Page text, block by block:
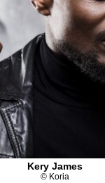
Kery James
© Koria